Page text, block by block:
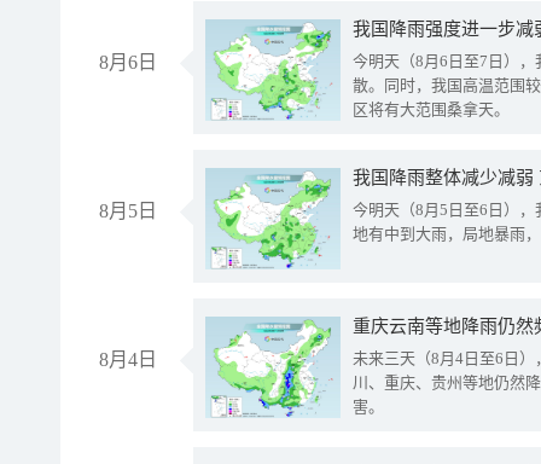
8月6日
今明天（8月6日至7日）
散。同时，我国高温范围
区将有大范围桑拿天。
8月5日
我国降雨整体减少减弱
今明天（8月5日至6日）
地有中到大雨，局地暴雨
8月4日
重庆云南等地降雨仍然
未来三天（8月4日至6日
川、重庆、贵州等地仍然
害。